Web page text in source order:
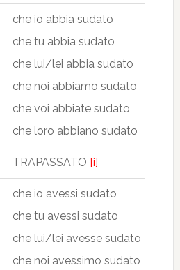
che io abbia sudato
che tu abbia sudato
che lui/lei abbia sudato
che noi abbiamo sudato
che voi abbiate sudato
che loro abbiano sudato
TRAPASSATO [i]
che io avessi sudato
che tu avessi sudato
che lui/lei avesse sudato
che noi avessimo sudato